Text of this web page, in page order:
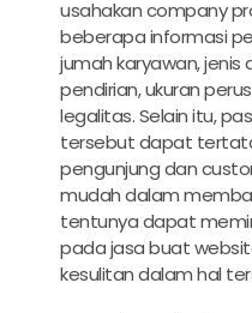
usahakan company
beberapa informasi
jumah karyawan, jenis
pendirian, ukuran
legalitas. Selain itu,
tersebut dapat
pengunjung dan
mudah dalam
tentunya dapat
padajasa buat
kesulitan dalam hal